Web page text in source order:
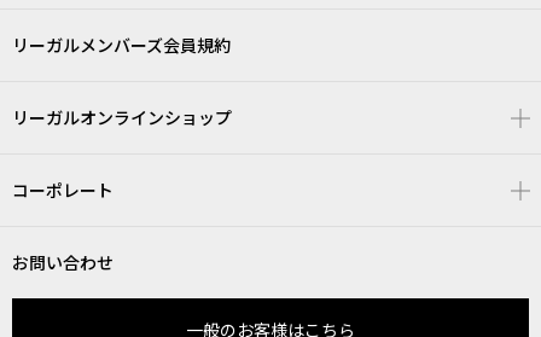
リーガルメンバーズ会員規約
リーガルオンラインショップ
コーポレート
お問い合わせ
一般のお客様はこちら